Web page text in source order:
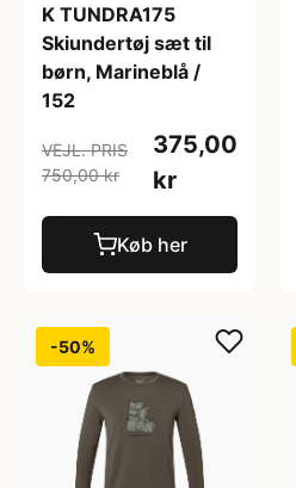
K TUNDRA175
Skiundertøj sæt til
børn, Marineblå /
152
VEJL. PRIS
750,00 kr
375,00
kr
Køb her
-50%